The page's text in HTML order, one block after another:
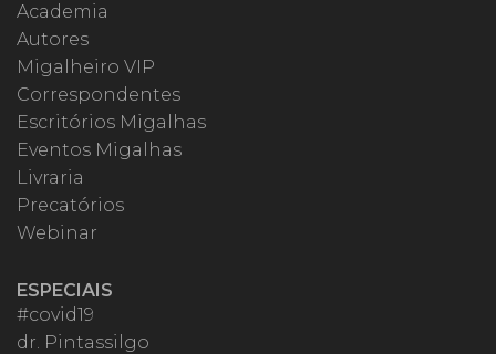
Academia
Autores
Migalheiro VIP
Correspondentes
Escritórios Migalhas
Eventos Migalhas
Livraria
Precatórios
Webinar
ESPECIAIS
#covid19
dr. Pintassilgo